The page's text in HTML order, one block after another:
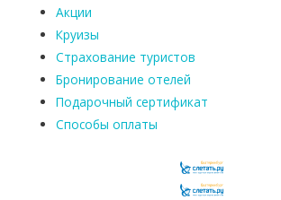
Акции
Круизы
Страхование туристов
Бронирование отелей
Подарочный сертификат
Способы оплаты